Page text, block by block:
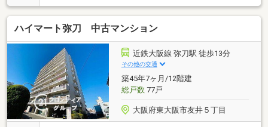
ＤＫ21帖以上！広々使えて嬉しいゆとりがあります！
ハイマート弥刀 中古マンション
近鉄大阪線 弥刀駅 徒歩13分
その他の交通
築45年7ヶ月/12階建
総戸数77戸
大阪府東大阪市友井５丁目